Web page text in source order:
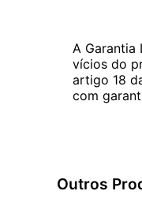
A
vícios do
artigo 18
com
Outros